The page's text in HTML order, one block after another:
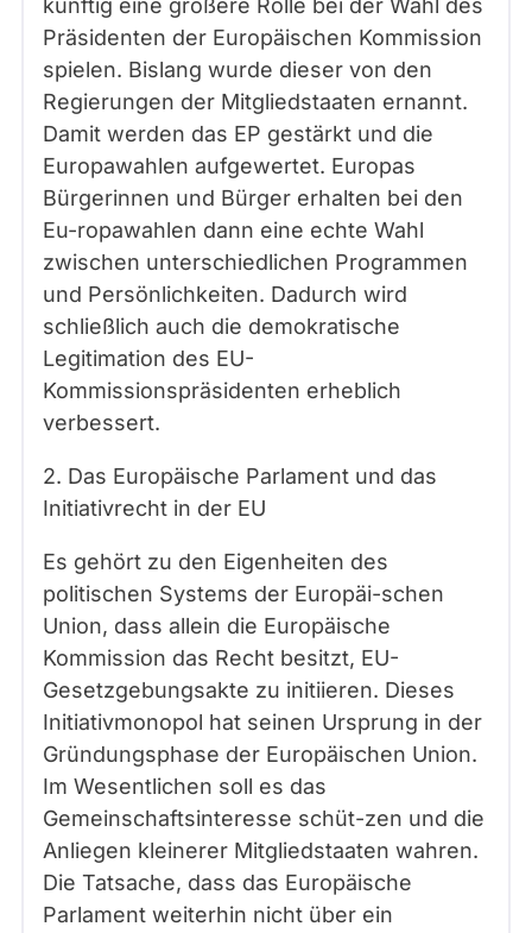
künftig eine größere Rolle bei der Wahl des
Präsidenten der Europäischen Kommission
spielen. Bislang wurde dieser von den
Regierungen der Mitgliedstaaten ernannt.
Damit werden das EP gestärkt und die
Europawahlen aufgewertet. Europas
Bürgerinnen und Bürger erhalten bei den
Eu-ropawahlen dann eine echte Wahl
zwischen unterschiedlichen Programmen
und Persönlichkeiten. Dadurch wird
schließlich auch die demokratische
Legitimation des EU-
Kommissionspräsidenten erheblich
verbessert.
2. Das Europäische Parlament und das
Initiativrecht in der EU
Es gehört zu den Eigenheiten des
politischen Systems der Europäi-schen
Union, dass allein die Europäische
Kommission das Recht besitzt, EU-
Gesetzgebungsakte zu initiieren. Dieses
Initiativmonopol hat seinen Ursprung in der
Gründungsphase der Europäischen Union.
Im Wesentlichen soll es das
Gemeinschaftsinteresse schüt-zen und die
Anliegen kleinerer Mitgliedstaaten wahren.
Die Tatsache, dass das Europäische
Parlament weiterhin nicht über ein